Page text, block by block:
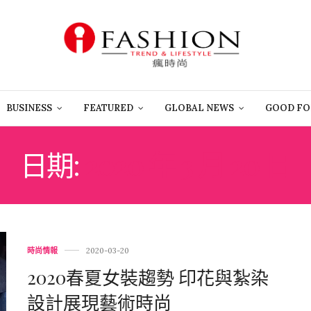
BUSINESS FEATURED GLOBAL NEWS GOOD
日期:
時尚情報 2020-03-20
2020春夏女裝趨勢 印花與紮染
設計展現藝術時尚